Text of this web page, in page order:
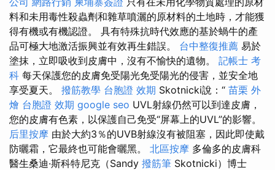
料和未用毒性殺蟲劑和雜草噴灑的原材料的土地時，才能獲
得有機或有機認證。 具有特殊抗時代效應的基於蝸牛的產
品可極大地激活振興並有效再生錯誤。 台中整復推薦 易於
塗抹，立即吸收到皮膚中，沒有不愉快的遺物。 記帳士 考
科 每天保護您的皮膚免受陽光免受陽光的侵害，並安全地
享受夏天。 撥筋教學 台胞證 效期 Skotnicki說：“ 苗栗 外
燴 台胞證 效期 google seo UVL射線仍然可以到達皮膚，
您的皮膚有色素，以保護自己免受“屏幕上的UVL”的影響。
后里按摩 由於大約3％的UVB射線沒有被阻塞，因此即使戴
防曬霜，它最終也可能會曬黑。 北區按摩 多倫多的皮膚科
醫生桑迪·斯科特尼克（Sandy 撥筋筆 Skotnicki）博士